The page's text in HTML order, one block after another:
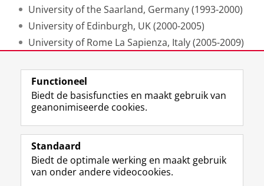
University of the Saarland, Germany (1993-2000)
University of Edinburgh, UK (2000-2005)
University of Rome La Sapienza, Italy (2005-2009)
Laatst gewijzigd: 04 maart 2024 10:16
Volg de RUG
F
a
e
b
L
i
k
e
R
S
-
f
I
n
t
Y
o
T
Studiekiezers
Functioneel
Biedt de basisfuncties en maakt gebruik van
geanonimiseerde cookies.
Standaard
Biedt de optimale werking en maakt gebruik
van onder andere videocookies.